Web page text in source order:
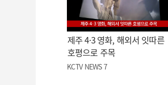
제주 4·3 영화, 해외서 잇따른
호평으로 주목
KCTV NEWS 7